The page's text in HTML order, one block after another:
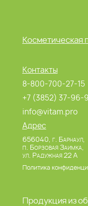
Косметическая
Контакты
8-800-700-27-15
+7 (3852) 37-96-
info@vitam.pro
Адрес
656040, г. Барнаул,
п. Борзовая Заимка,
ул. Радужная 22 А
Политика
Продукция из